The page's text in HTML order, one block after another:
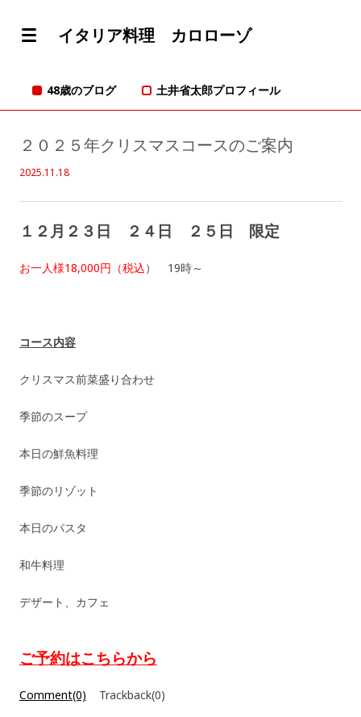
イタリア料理 カロローゾ
48歳のブログ 土井省太郎プロフィール
２０２５年クリスマスコースのご案内
2025.11.18
１２月２３日 ２４日 ２５日 限定
お一人様18,000円（税込） 19時～
コース内容
クリスマス前菜盛り合わせ
季節のスープ
本日の鮮魚料理
季節のリゾット
本日のパスタ
和牛料理
デザート、カフェ
ご予約はこちらから
Comment(0) Trackback(0)